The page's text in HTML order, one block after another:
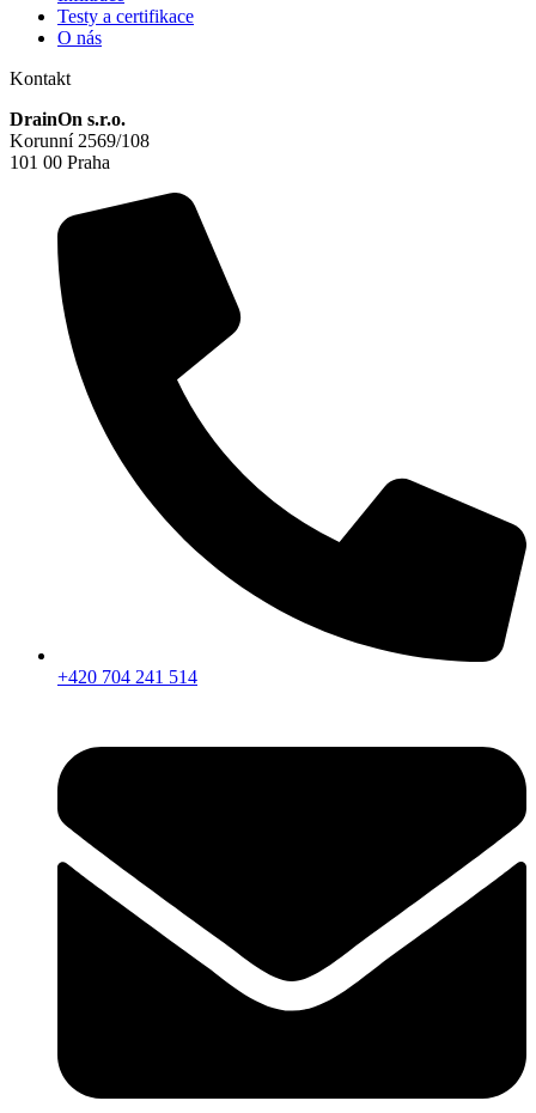
Testy a certifikace
O nás
Kontakt
DrainOn s.r.o.
Korunní 2569/108
101 00 Praha
+420 704 241 514